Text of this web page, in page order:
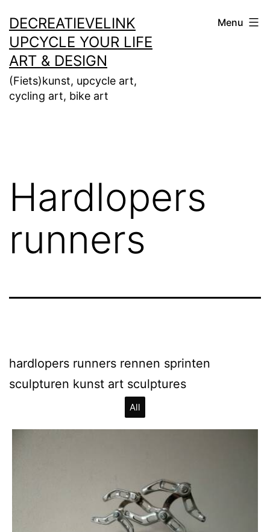
naar
de
inhoud
DECREATIEVELINK
UPCYCLE YOUR LIFE
ART & DESIGN
(Fiets)kunst, upcycle art,
cycling art, bike art
Menu
Hardlopers
runners
hardlopers runners rennen sprinten
sculpturen kunst art sculptures
All